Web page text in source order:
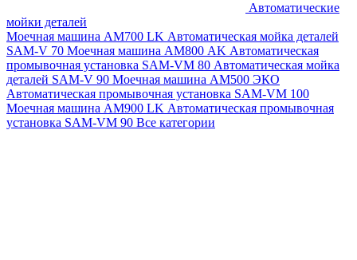
Автоматические
мойки деталей
Моечная машина AM700 LK Автоматическая мойка деталей
SAM-V 70 Моечная машина АМ800 AK Автоматическая
промывочная установка SAM-VM 80 Автоматическая мойка
деталей SAM-V 90 Моечная машина АМ500 ЭКО
Автоматическая промывочная установка SAM-VM 100
Моечная машина AM900 LK Автоматическая промывочная
установка SAM-VM 90 Все категории